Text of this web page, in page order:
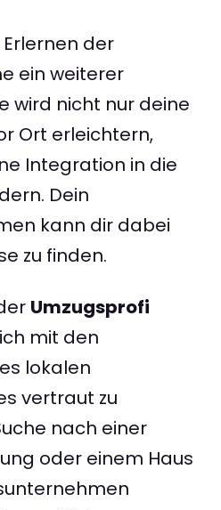
der
ein weiterer
wird nicht nur deine
Ort erleichtern,
Integration in die
Dein
kann dir dabei
zu finden.
Umzugsprofi
mit den
lokalen
vertraut zu
nach einer
oder einem Haus